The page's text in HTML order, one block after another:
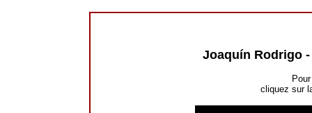
Joaquín Rodrigo
cliquez sur